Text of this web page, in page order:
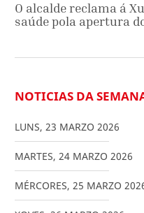
O alcalde reclama á
saúde pola apertura
NOTICIAS DA
LUNS, 23 MARZO 2026
MARTES, 24 MARZO 2026
MÉRCORES, 25 MARZO